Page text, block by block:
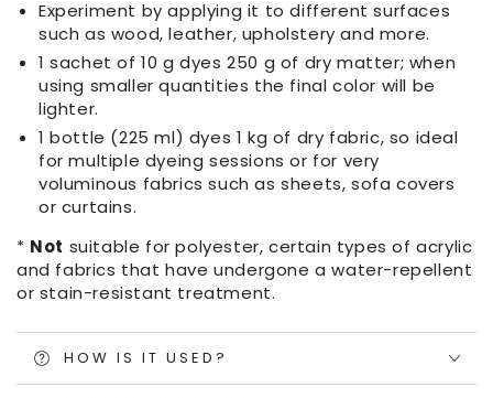
Experiment by applying it to different surfaces
such as wood, leather, upholstery and more.
1 sachet of 10 g dyes 250 g of dry matter; when
using smaller quantities the final color will be
lighter.
1 bottle (225 ml) dyes 1 kg of dry fabric, so ideal
for multiple dyeing sessions or for very
voluminous fabrics such as sheets, sofa covers
or curtains.
* Not suitable for polyester, certain types of acrylic
and fabrics that have undergone a water-repellent
or stain-resistant treatment.
HOW IS IT USED?